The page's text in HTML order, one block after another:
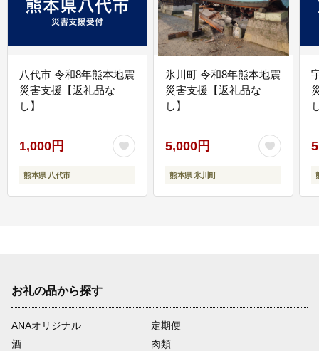
八代市 令和8年熊本地震
災害支援【返礼品な
し】
1,000円
熊本県 八代市
氷川町 令和8年熊本地震
災害支援【返礼品な
し】
5,000円
熊本県 氷川町
お礼の品から探す
ANAオリジナル
定期便
酒
肉類